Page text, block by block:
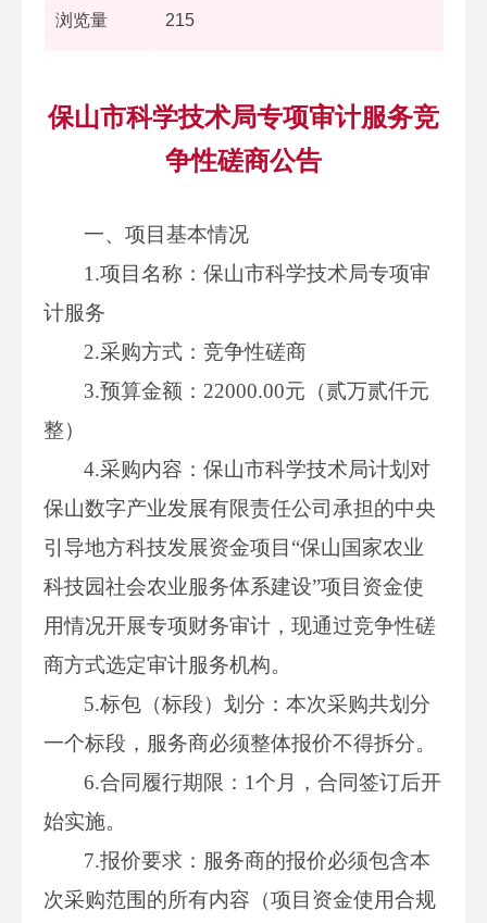
浏览量 215
保山市科学技术局专项审计服务竞
争性磋商公告
一、项目基本情况
1.项目名称：保山市科学技术局专项审
计服务
2.采购方式：竞争性磋商
3.预算金额：22000.00元（贰万贰仟元
整）
4.采购内容：保山市科学技术局计划对
保山数字产业发展有限责任公司承担的中央
引导地方科技发展资金项目“保山国家农业
科技园社会农业服务体系建设”项目资金使
用情况开展专项财务审计，现通过竞争性磋
商方式选定审计服务机构。
5.标包（标段）划分：本次采购共划分
一个标段，服务商必须整体报价不得拆分。
6.合同履行期限：1个月，合同签订后开
始实施。
7.报价要求：服务商的报价必须包含本
次采购范围的所有内容（项目资金使用合规